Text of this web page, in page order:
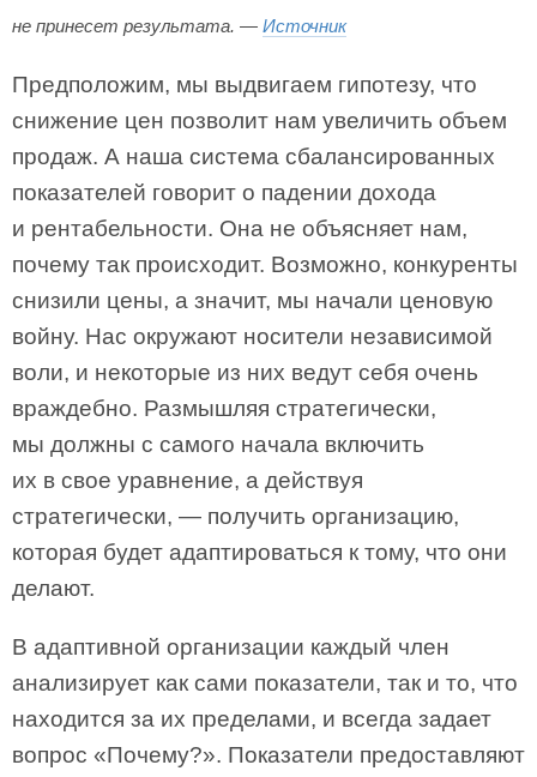
не принесет результата. — Источник
Предположим, мы выдвигаем гипотезу, что
снижение цен позволит нам увеличить объем
продаж. А наша система сбалансированных
показателей говорит о падении дохода
и рентабельности. Она не объясняет нам,
почему так происходит. Возможно, конкуренты
снизили цены, а значит, мы начали ценовую
войну. Нас окружают носители независимой
воли, и некоторые из них ведут себя очень
враждебно. Размышляя стратегически,
мы должны с самого начала включить
их в свое уравнение, а действуя
стратегически, — получить организацию,
которая будет адаптироваться к тому, что они
делают.
В адаптивной организации каждый член
анализирует как сами показатели, так и то, что
находится за их пределами, и всегда задает
вопрос «Почему?». Показатели предоставляют